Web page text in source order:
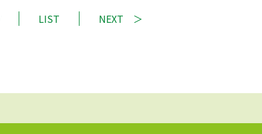
LIST NEXT